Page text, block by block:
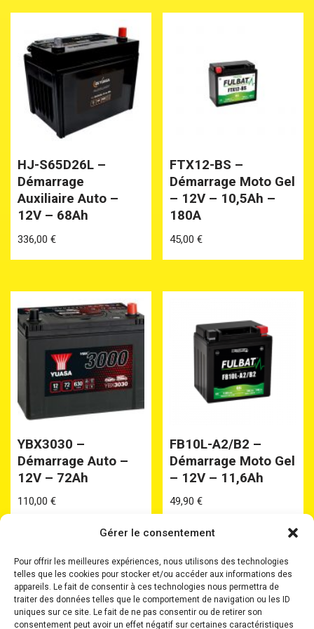
Gérer le consentement
Pour offrir les meilleures expériences, nous utilisons des technologies
telles que les cookies pour stocker et/ou accéder aux informations des
appareils. Le fait de consentir à ces technologies nous permettra de
traiter des données telles que le comportement de navigation ou les ID
uniques sur ce site. Le fait de ne pas consentir ou de retirer son
consentement peut avoir un effet négatif sur certaines caractéristiques
HJ-S65D26L –
Démarrage
Auxiliaire Auto –
12V – 68Ah
336,00 €
FTX12-BS –
Démarrage Moto Gel
– 12V – 10,5Ah –
180A
45,00€
YBX3030 –
Démarrage Auto –
12V – 72Ah
110,00 €
FB10L-A2/B2 –
Démarrage Moto Gel
– 12V – 11,6Ah
49,90€
Accueil Batteries Batteries Plomb Etanche